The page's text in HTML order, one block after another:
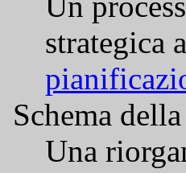
strategica
Schema
Una